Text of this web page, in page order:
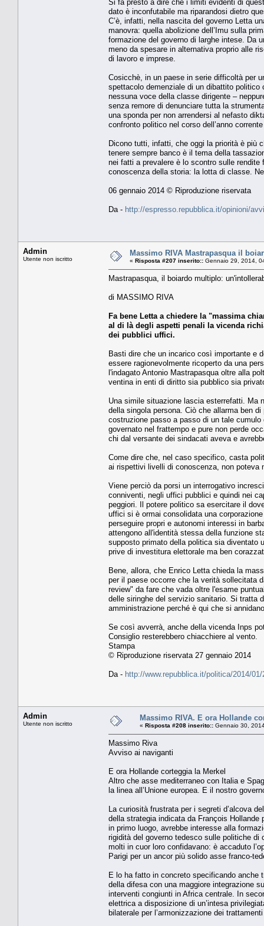
Si fa presto a dire che i limiti evidenti di
dato è inconfutabile ma riparandosi dietro
C’è, infatti, nella nascita del governo Letta
manovra: quella abolizione dell’Imu sulla
formazione del governo di larghe intese. Da
meno da spesare in alternativa proprio alle
di lavoro e imprese.
Cosicchè, in un paese in serie difficoltà per
spettacolo demenziale di un dibattito
nessuna voce della classe dirigente –
senza remore di denunciare tutta la
una sponda per non arrendersi al nefasto
confronto politico nel corso dell’anno
Dicono tutti, infatti, che oggi la priorità è più
tenere sempre banco è il tema della
nei fatti a prevalere è lo scontro sulle
conoscenza della storia: la lotta di classe.
06 gennaio 2014 © Riproduzione riservata
Da - http://espresso.repubblica.it/opinioni/
Admin
Utente non iscritto
Massimo RIVA Mastrapasqua il
« Risposta #207 inserito:: Gennaio 29, 2014,
Mastrapasqua, il boiardo multiplo:
di MASSIMO RIVA
Fa bene Letta a chiedere la "massima
al di là degli aspetti penali la vicenda
dei pubblici uffici.
Basti dire che un incarico così importante e
essere ragionevolmente ricoperto da una
l'indagato Antonio Mastrapasqua oltre alla
ventina in enti di diritto sia pubblico sia
Una simile situazione lascia esterrefatti. Ma
della singola persona. Ciò che allarma ben
costruzione passo a passo di un tale
governato nel frattempo e pure non perde
chi dal versante dei sindacati aveva e
Come dire che, nel caso specifico, casta
ai rispettivi livelli di conoscenza, non poteva
Viene perciò da porsi un interrogativo
conniventi, negli uffici pubblici e quindi nei
peggiori. Il potere politico sa esercitare il
uffici si è ormai consolidata una
perseguire propri e autonomi interessi in
attengono all'identità stessa della funzione
supposto primato della politica sia diventato
prive di investitura elettorale ma ben
Bene, allora, che Enrico Letta chieda la
per il paese occorre che la verità sollecitata
review" da fare che vada oltre l'esame
delle siringhe del servizio sanitario. Si tratta
amministrazione perché è qui che si
Se così avverrà, anche della vicenda Inps
Consiglio resterebbero chiacchiere al vento.
Stampa
© Riproduzione riservata 27 gennaio 2014
Da - http://www.repubblica.it/politica/2014/
Admin
Utente non iscritto
Massimo RIVA. E ora Hollande
« Risposta #208 inserito:: Gennaio 30,
Massimo Riva
Avviso ai naviganti
E ora Hollande corteggia la Merkel
Altro che asse mediterraneo con Italia e
la linea all’Unione europea. E il nostro
La curiosità frustrata per i segreti d’alcova
della strategia indicata da François Hollande
in primo luogo, avrebbe interesse alla
rigidità del governo tedesco sulle politiche
molti in cuor loro confidavano: è accaduto
Parigi per un ancor più solido asse franco-
E lo ha fatto in concreto specificando anche
della difesa con una maggiore integrazione
interventi congiunti in Africa centrale. In
elettrica a disposizione di un’intesa
bilaterale per l’armonizzazione dei